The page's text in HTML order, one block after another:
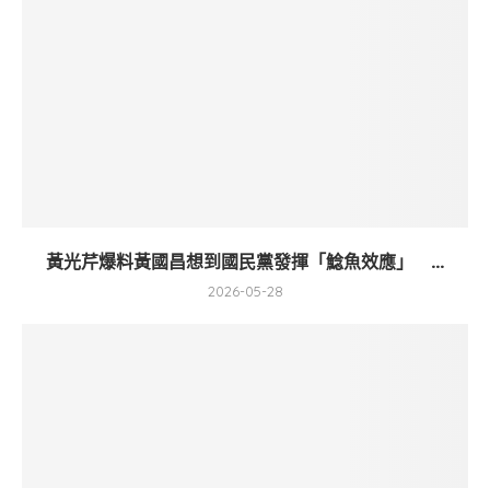
黃光芹爆料黃國昌想到國民黨發揮「鯰魚效應」 ...
2026-05-28